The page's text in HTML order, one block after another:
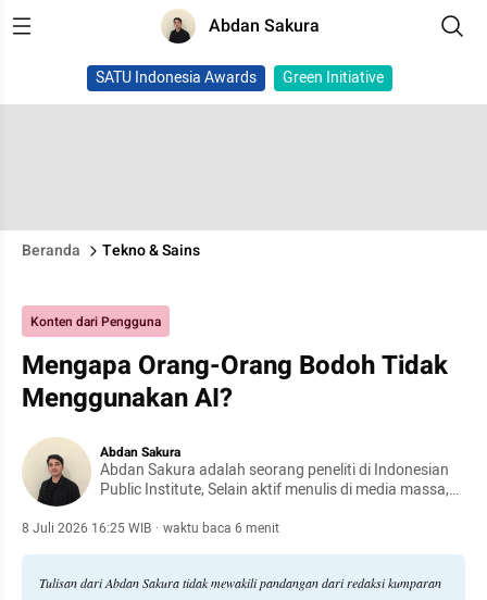
Abdan Sakura
SATU Indonesia Awards Green Initiative
Beranda Tekno & Sains
Konten dari Pengguna
Mengapa Orang-Orang Bodoh Tidak
Menggunakan AI?
Abdan Sakura
Abdan Sakura adalah seorang peneliti di Indonesian
Public Institute, Selain aktif menulis di media massa,
mengangkat isu-isu politik dan filsafat.
8 Juli 2026 16:25 WIB · waktu baca 6 menit
Tulisan dari Abdan Sakura tidak mewakili pandangan dari redaksi kumparan